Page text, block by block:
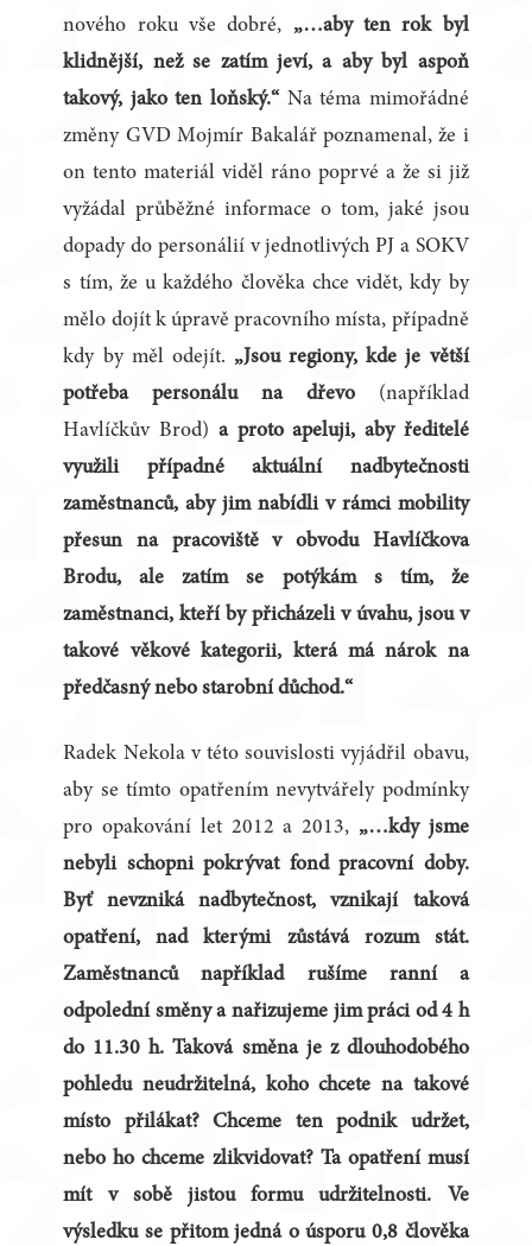
nového roku vše dobré, „…aby ten rok byl
klidnější, než se zatím jeví, a aby byl aspoň
takový, jako ten loňský.“ Na téma mimořádné
změny GVD Mojmír Bakalář poznamenal, že i
on tento materiál viděl ráno poprvé a že si již
vyžádal průběžné informace o tom, jaké jsou
dopady do personálií v jednotlivých PJ a SOKV
s tím, že u každého člověka chce vidět, kdy by
mělo dojít k úpravě pracovního místa, případně
kdy by měl odejít. „Jsou regiony, kde je větší
potřeba personálu na dřevo(například
Havlíčkův Brod) a proto apeluji, aby ředitelé
využili případné aktuální nadbytečnosti
zaměstnanců, aby jim nabídli v rámci mobility
přesun na pracoviště v obvodu Havlíčkova
Brodu, ale zatím se potýkám s tím, že
zaměstnanci, kteří by přicházeli v úvahu, jsou v
takové věkové kategorii, která má nárok na
předčasný nebo starobní důchod.“
Radek Nekola v této souvislosti vyjádřil obavu,
aby se tímto opatřením nevytvářely podmínky
pro opakování let 2012 a 2013, „…kdy jsme
nebyli schopni pokrývat fond pracovní doby.
Byť nevzniká nadbytečnost, vznikají taková
opatření, nad kterými zůstává rozum stát.
Zaměstnanců například rušíme ranní a
odpolední směny a nařizujeme jim práci od 4 h
do 11.30 h. Taková směna je z dlouhodobého
pohledu neudržitelná, koho chcete na takové
místo přilákat? Chceme ten podnik udržet,
nebo ho chceme zlikvidovat? Ta opatření musí
mít v sobě jistou formu udržitelnosti. Ve
výsledku se přitom jedná o úsporu 0,8 člověka